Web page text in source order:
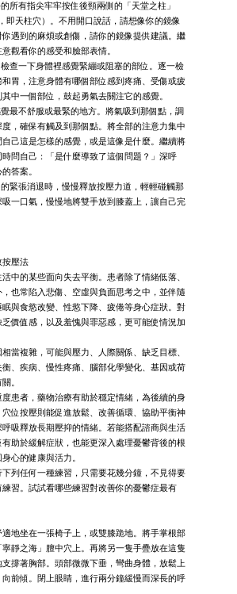
所有指尖牢牢按住後頸兩側的「天堂之柱」
即天柱穴）。不用開口說話，請想像你的鏡像
遇到的麻煩或創傷，請你的鏡像提供建議。繼
觀看你的感受和臉部表情。
查一下身體裡感覺緊繃或阻塞的部位。逐一檢
胃，注意身體有哪個部位感到疼痛、受傷或疲
中一個部位，鼓起勇氣去關注它的感覺。
最不舒服或最緊的地方。將氣吸到那個點，調
，確保有觸及到那個點。將全部的注意力集中
己這是怎樣的感覺，或是這像是什麼。繼續將
問自己：「是什麼導致了這個問題？」深呼
答案。
緊張消退時，慢慢釋放按壓力道，輕輕碰觸那
一口氣，慢慢地將雙手放到膝蓋上，讓自己完
按壓法
中的某些面向失去平衡。患者除了情緒低落、
也常陷入悲傷、空虛與負面思考之中，並伴隨
與食慾改變、性慾下降、疲倦等身心症狀。對
價值感，以及羞愧與罪惡感，更可能使情況加
當複雜，可能與壓力、人際關係、缺乏目標、
、疾病、慢性疼痛、腦部化學變化、基因或荷
。
患者，藥物治療有助於穩定情緒，為後續的身
位按壓則能促進放鬆、改善循環、協助平衡神
吸釋放長期壓抑的情緒。若能搭配諮商與生活
助於緩解症狀，也能更深入處理憂鬱背後的根
心的健康與活力。
列任何一種練習，只需要花幾分鐘，不見得要
習。試試看哪些練習對改善你的憂鬱症最有
適地坐在一張椅子上，或雙膝跪地。將手掌根部
靜之海」膻中穴上。再將另一隻手疊放在這隻
撐著胸部。頭部微微下垂，彎曲身體，放鬆上
前傾。閉上眼睛，進行兩分鐘緩慢而深長的呼